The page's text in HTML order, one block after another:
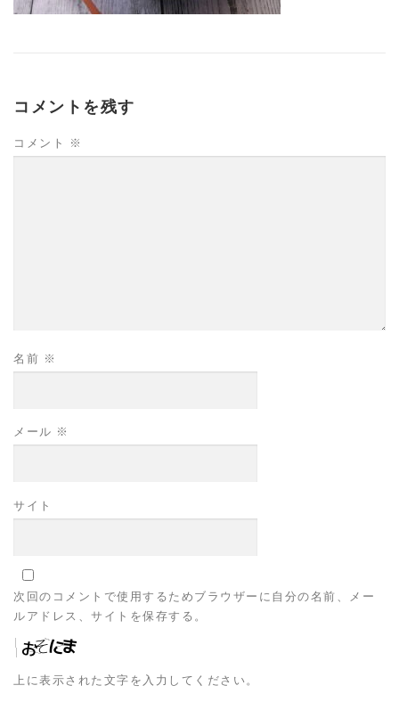
コメントを残す
コメント ※
名前 ※
メール ※
サイト
次回のコメントで使用するためブラウザーに自分の名前、メー
ルアドレス、サイトを保存する。
上に表示された文字を入力してください。